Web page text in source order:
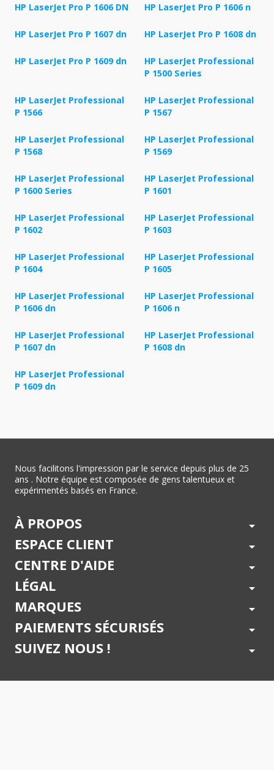
HP LaserJet Pro P 1606 DN HP LaserJet Pro P 1606 n
HP LaserJet Pro P 1607 dn HP LaserJet Pro P 1608 dn
HP LaserJet Pro P 1609 dn
HP LaserJet Professional
P 1500 Series
HP LaserJet Professional
P 1566
HP LaserJet Professional
P 1567
HP LaserJet Professional
P 1568
HP LaserJet Professional
P 1569
HP LaserJet Professional
P 1600 Series
HP LaserJet Professional
P 1601
HP LaserJet Professional
P 1602
HP LaserJet Professional
P 1603
HP LaserJet Professional
P 1604
HP LaserJet Professional
P 1605
HP LaserJet Professional
P 1606 dn
HP LaserJet Professional
P 1606 n
HP LaserJet Professional
P 1607 dn
HP LaserJet Professional
P 1608 dn
HP LaserJet Professional
P 1609 dn
Nous facilitons l'impression par le service depuis plus de 25
ans . Notre équipe est composée de gens talentueux et
expérimentés basés en France.
À PROPOS arrow_drop_down
ESPACE CLIENT arrow_drop_down
CENTRE D'AIDE arrow_drop_down
LÉGAL arrow_drop_down
MARQUES arrow_drop_down
PAIEMENTS SÉCURISÉS arrow_drop_down
SUIVEZ NOUS ! arrow_drop_down